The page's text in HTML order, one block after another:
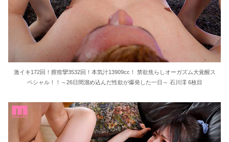
激イキ172回！膣痙攣3532回！本気汁13909cc！ 禁欲焦らしオーガズム大覚醒ス
ペシャル！！～26日間溜め込んだ性欲が爆発した一日～ 石川澪 6枚目